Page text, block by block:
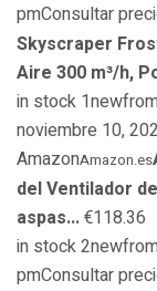
pmConsultar
Skyscraper
Aire 300 m³/h,
in stock
noviembre 10,
AmazonAmazon.es
del Ventilador
aspas...€118.36
in stock
pmConsultar